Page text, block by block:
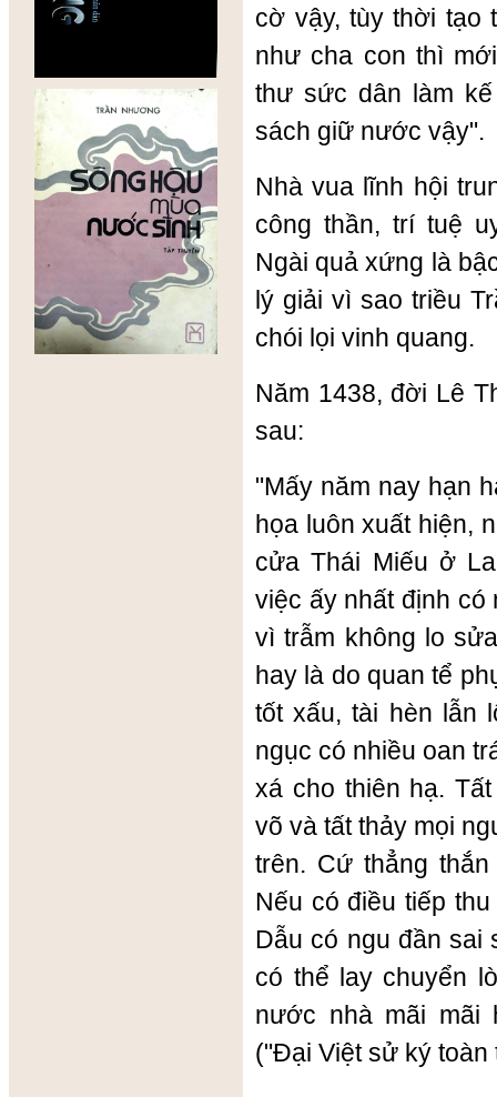
cờ vậy, tùy thời tạo
như cha con thì
thư sức dân làm
sách giữ nước vậy".
Nhà vua lĩnh hội
công thần, trí tuệ
Ngài quả xứng là
lý giải vì sao triều
chói lọi vinh quang.
Năm 1438, đời Lê
sau:
"Mấy năm nay hạn
họa luôn xuất hiện,
cửa Thái Miếu ở
việc ấy nhất định có
vì trẫm không lo
hay là do quan tể
tốt xấu, tài hèn lẫn
ngục có nhiều oan
xá cho thiên hạ.
võ và tất thảy mọi
trên. Cứ thẳng
Nếu có điều tiếp
Dẫu có ngu đần sai
có thể lay chuyển
nước nhà mãi mãi
("Đại Việt sử ký toàn